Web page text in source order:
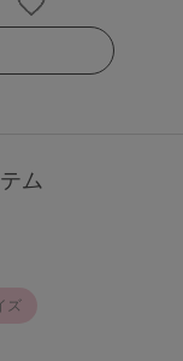
ム
ズ